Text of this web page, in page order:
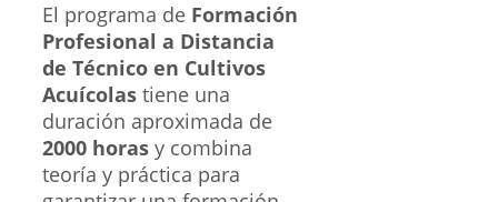
El programa de Formación
Profesional a Distancia
de Técnico en Cultivos
Acuícolas tiene una
duración aproximada de
2000 horas y combina
teoría y práctica para